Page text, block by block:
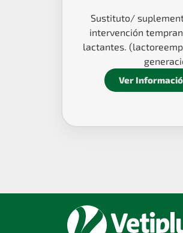
Sustituto/
intervención
lactantes.
Ver